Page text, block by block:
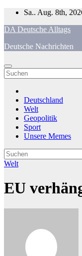
Zum
springen
Sa.. Aug. 8th,
DA Deutsche Alltags
Deutsche Nachrichten
Deutschland
Welt
Geopolitik
Sport
Unsere Memes
Welt
EU